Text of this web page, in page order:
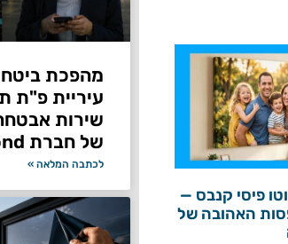
פיסי קנבס —
האהובה של
מהפכת
עיריית פ"ת
של חברת Bond ללא עלות
לכתבה המלאה »